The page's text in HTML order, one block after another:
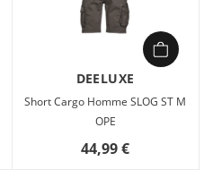
DEELUXE
Short Cargo Homme SLOG ST M
OPE
44,99 €